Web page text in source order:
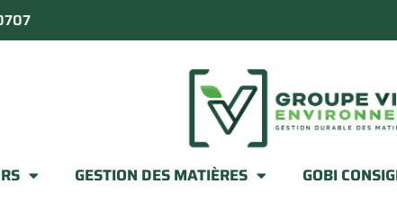
GESTION DES MATIÈRES GOBI